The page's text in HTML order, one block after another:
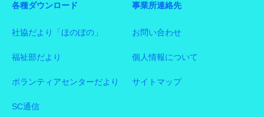
各種ダウンロード
社協だより「ほのぼの」
福祉部だより
ボランティアセンターだより
SC通信
事業所連絡先
お問い合わせ
個人情報について
サイトマップ